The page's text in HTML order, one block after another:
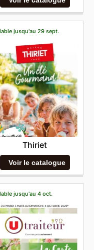
jusqu'au 29 sept.
Thiriet
Voir le catalogue
jusqu'au 4 oct.